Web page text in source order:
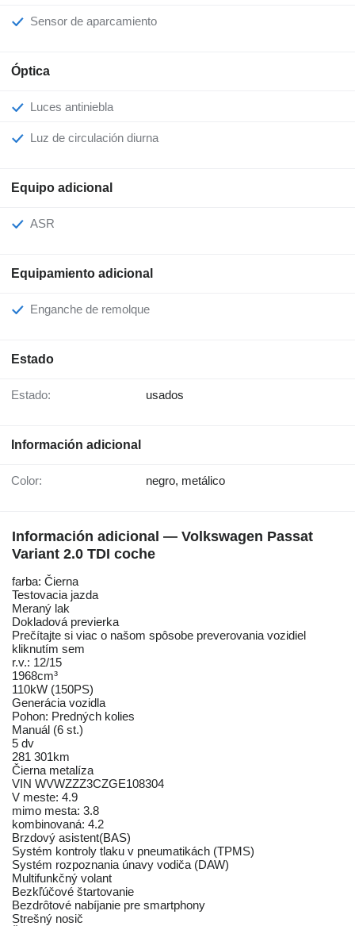
Sensor de aparcamiento
Óptica
Luces antiniebla
Luz de circulación diurna
Equipo adicional
ASR
Equipamiento adicional
Enganche de remolque
Estado
Estado: usados
Información adicional
Color: negro, metálico
Información adicional — Volkswagen Passat
Variant 2.0 TDI coche
farba: Čierna
Testovacia jazda
Meraný lak
Dokladová previerka
Prečítajte si viac o našom spôsobe preverovania vozidiel
kliknutím sem
r.v.: 12/15
1968cm³
110kW (150PS)
Generácia vozidla
Pohon: Predných kolies
Manuál (6 st.)
5 dv
281 301km
Čierna metalíza
VIN WVWZZZ3CZGE108304
V meste: 4.9
mimo mesta: 3.8
kombinovaná: 4.2
Brzdový asistent(BAS)
Systém kontroly tlaku v pneumatikách (TPMS)
Systém rozpoznania únavy vodiča (DAW)
Multifunkčný volant
Bezkľúčové štartovanie
Bezdrôtové nabíjanie pre smartphony
Strešný nosič